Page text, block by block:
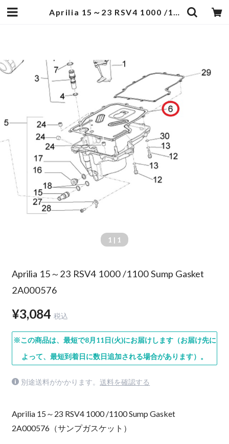
Aprilia 15～23 RSV4 1000 /1100 Sump Gasket 2A000576 | egukengarage
1 | 1
Aprilia 15～23 RSV4 1000 /1100 Sump Gasket
2A000576
¥3,084 税込
※この商品は、最短で8月11日(火)にお届けします（お届け先に
よって、最短到着日に数日追加される場合があります）。
別途送料がかかります。 送料を確認する
Aprilia 15～23 RSV4 1000 /1100 Sump Gasket
2A000576（サンプガスケット）